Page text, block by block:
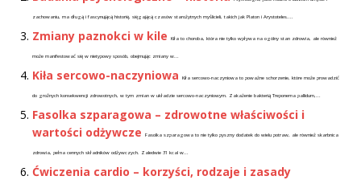
zachowaniu, ma długą i fascynującą historię, sięgającą czasów starożytnych myślicieli, takich jak Platon i Arystoteles....
Zmiany paznokci w kile Kiła to choroba, która nie tylko wpływa na ogólny stan zdrowia, ale również
może manifestować się w nietypowy sposób, obejmując zmiany w...
Kiła sercowo-naczyniowa Kiła sercowo-naczyniowa to poważne schorzenie, które może prowadzić
do groźnych konsekwencji zdrowotnych, w tym zmian w układzie sercowo-naczyniowym. Zakażenie bakterią Treponema pallidum,...
Fasolka szparagowa – zdrowotne właściwości i
wartości odżywcze
Fasolka szparagowa to nie tylko pyszny dodatek do wielu potraw, ale również skarbnica
zdrowia, pełna cennych składników odżywczych. Zaledwie 31 kcal w...
Ćwiczenia cardio – korzyści, rodzaje i zasady